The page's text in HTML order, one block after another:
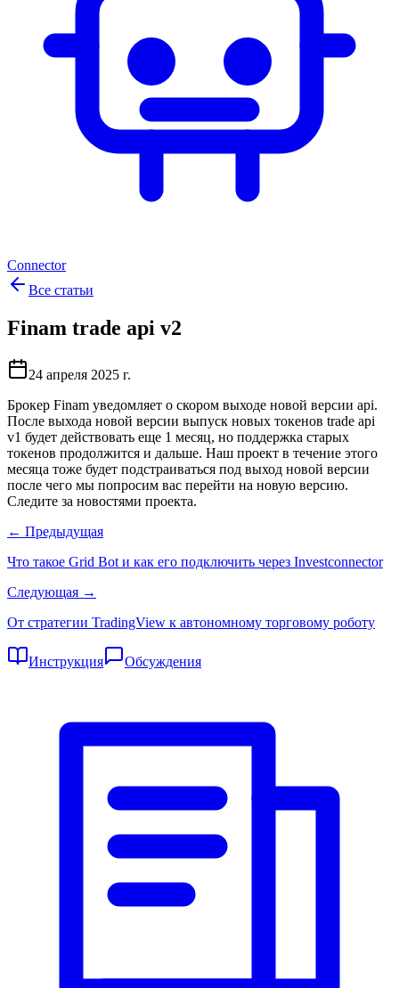
Connector
Все статьи
Finam trade api v2
24 апреля 2025 г.
Брокер Finam уведомляет о скором выходе новой версии api.
После выхода новой версии выпуск новых токенов trade api
v1 будет действовать еще 1 месяц, но поддержка старых
токенов продолжится и дальше. Наш проект в течение этого
месяца тоже будет подстраиваться под выход новой версии
после чего мы попросим вас перейти на новую версию.
Следите за новостями проекта.
← Предыдущая
Что такое Grid Bot и как его подключить через Investconnector
Следующая →
От стратегии TradingView к автономному торговому роботу
Инструкция Обсуждения